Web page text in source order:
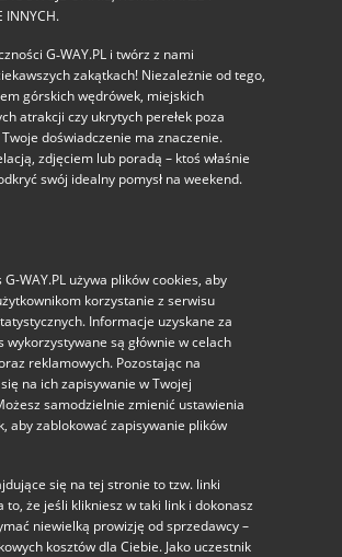
INNYCH.
G‑WAY.PL i twórz z nami
zakątkach! Niezależnie od tego,
górskich wędrówek, miejskich
atrakcji czy ukrytych perełek poza
doświadczenie ma znaczenie.
zdjęciem lub poradą – ktoś właśnie
swój idealny pomysł na weekend.
G-WAY.PL używa plików cookies, aby
korzystanie z serwisu
Informacje uzyskane za
wykorzystywane są głównie w celach
reklamowych. Pozostając na
na ich zapisywanie w Twojej
samodzielnie zmienić ustawienia
aby zablokować zapisywanie plików
się na tej stronie to tzw. linki
to, że jeśli klikniesz w taki link i dokonasz
niewielką prowizję od sprzedawcy –
kosztów dla Ciebie. Jako uczestnik